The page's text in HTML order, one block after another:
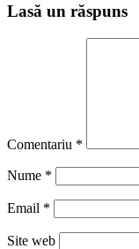
Lasă un răspuns
Comentariu *
Nume *
Email *
Site web